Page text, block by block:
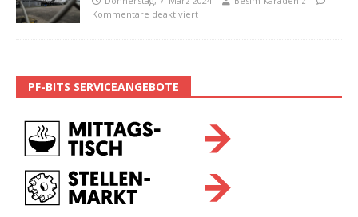
Kommentare deaktiviert
PF-BITS SERVICEANGEBOTE